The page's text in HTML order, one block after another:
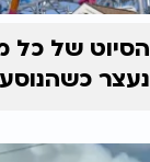
הסיוט של
נעצר